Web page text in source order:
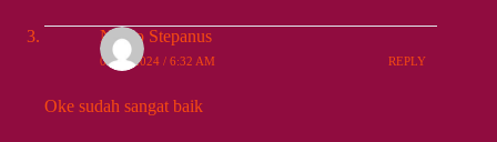
Nikko Stepanus
09/13/2024 / 6:32 AM REPLY
Oke sudah sangat baik